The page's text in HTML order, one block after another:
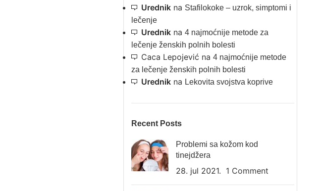
Urednikna Stafilokoke – uzrok, simptomi i
lečenje
Urednikna 4 najmoćnije metode za
lečenje ženskih polnih bolesti
Caca Lepojević na 4 najmoćnije metode
za lečenje ženskih polnih bolesti
Urednikna Lekovita svojstva koprive
Recent Posts
Problemi sa kožom kod
tinejdžera
28. jul 2021. 1 Comment